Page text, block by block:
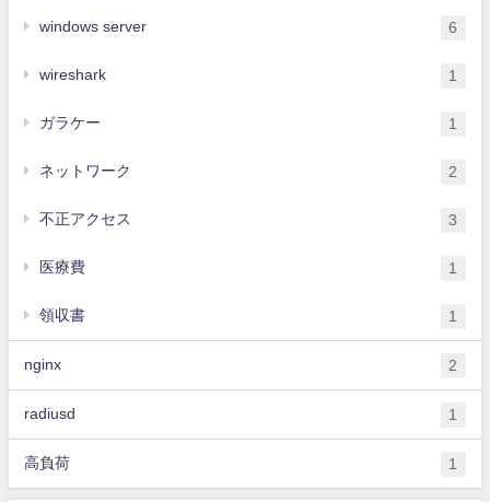
windows server 6
wireshark 1
ガラケー 1
ネットワーク 2
不正アクセス 3
医療費 1
領収書 1
nginx 2
radiusd 1
高負荷 1